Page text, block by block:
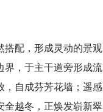
搭配，形成灵动的景观
界，于主干道旁形成流
，自成芬芳花墙；遥感
全越冬，正焕发崭新翠